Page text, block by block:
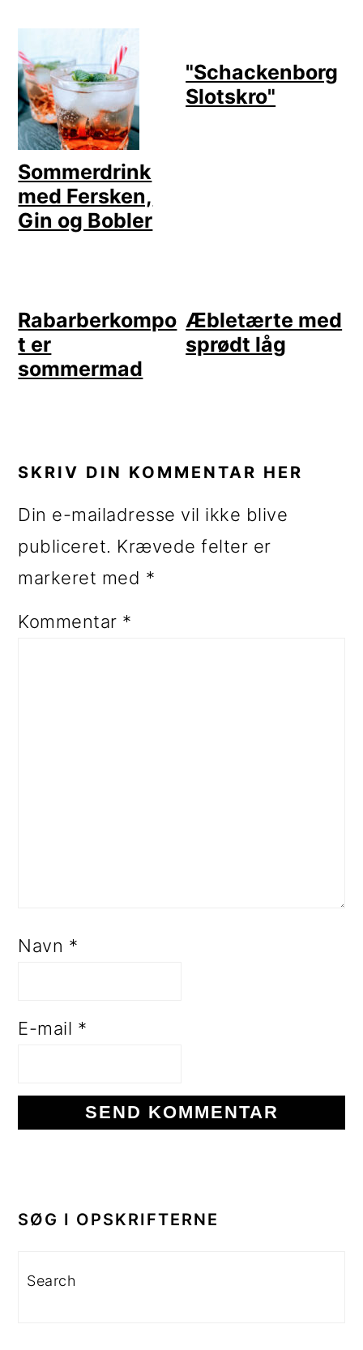
Sommerdrink
med Fersken,
Gin og Bobler
"Schackenborg
Slotskro"
Rabarberkompo
t er
sommermad
Æbletærte med
sprødt låg
SKRIV DIN KOMMENTAR HER
Din e-mailadresse vil ikke blive
publiceret. Krævede felter er
markeret med *
Kommentar *
Navn *
E-mail *
SIDEBAR
SØG I OPSKRIFTERNE
Search